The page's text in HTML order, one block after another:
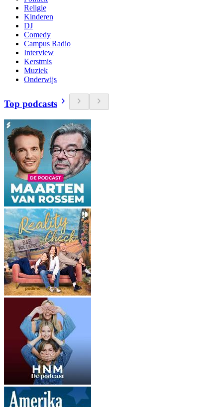
Religie
Kinderen
DJ
Comedy
Campus Radio
Interview
Kerstmis
Muziek
Onderwijs
Top podcasts